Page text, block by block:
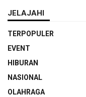
JELAJAHI
TERPOPULER
EVENT
HIBURAN
NASIONAL
OLAHRAGA